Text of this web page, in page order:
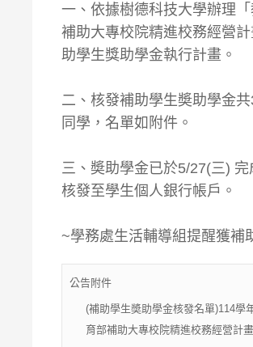
一、依據樹德科技大學辦理
補助大專校院精進校務經營
助學生獎助學金執行計畫。
二、核發補助學生奬助學金
同學，名單如附件。
三、奬助學金已於5/27(三) 完
核發至學生個人銀行帳戶。
~學務處生活輔導組提醒獲補
公告附件
(補助學生奬助學金核發名單)114學
育部補助大專校院精進校務經營計